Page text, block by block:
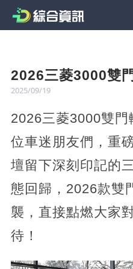
2026三菱3000雙
2025/09/19
2026三菱3000雙
位車迷朋友們，重
壇留下深刻印記的
態回歸，2026款雙
襲，直接點燃大家
待！